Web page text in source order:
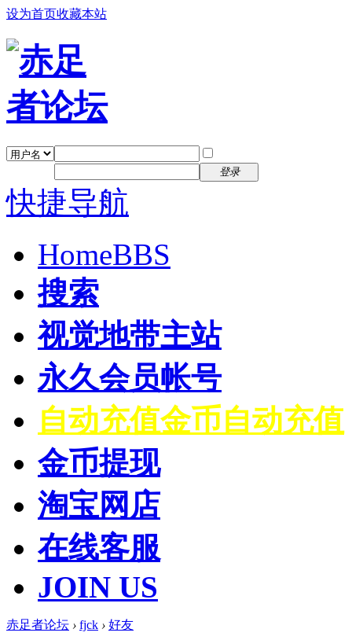
设为首页收藏本站
登录
快捷导航
HomeBBS
搜索
视觉地带主站
永久会员帐号
自动充值金币自动充值
金币提现
淘宝网店
在线客服
JOIN US
赤足者论坛 › fjck › 好友